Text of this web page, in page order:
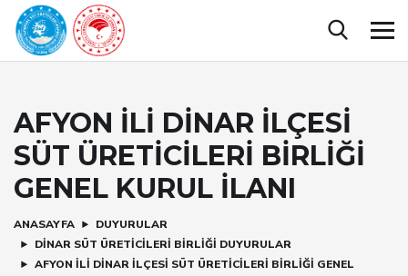
AFYON İLİ DİNAR İLÇESİ
SÜT ÜRETİCİLERİ BİRLİĞİ
GENEL KURUL İLANI
ANASAYFA
DUYURULAR
DINAR SÜT ÜRETICILERI BIRLIĞI DUYURULAR
AFYON İLİ DİNAR İLÇESİ SÜT ÜRETİCİLERİ BİRLİĞİ GENEL